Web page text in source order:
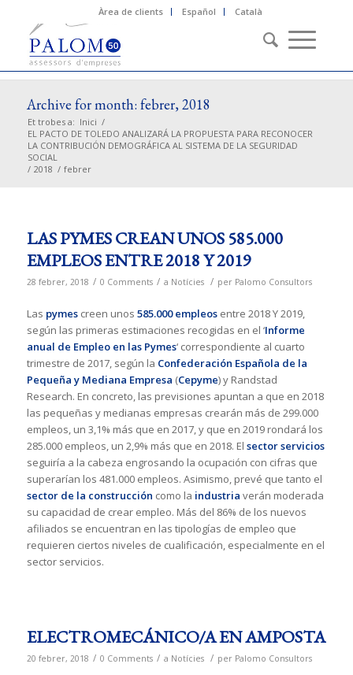
Àrea de clients Español Català
Archive for month: febrer, 2018
Et trobes a: Inici /
EL PACTO DE TOLEDO ANALIZARÁ LA PROPUESTA PARA RECONOCER
LA CONTRIBUCIÓN DEMOGRÁFICA AL SISTEMA DE LA SEGURIDAD
SOCIAL
/ 2018 / febrer
LAS PYMES CREAN UNOS 585.000
EMPLEOS ENTRE 2018 Y 2019
28 febrer, 2018 / 0 Comments / a Notícies / per Palomo Consultors
Las pymescreen unos 585.000 empleosentre 2018 Y 2019,
según las primeras estimaciones recogidas en el ‘Informe
anual de Empleo en las Pymes‘ correspondiente al cuarto
trimestre de 2017, según la Confederación Española de la
Pequeña y Mediana Empresa (Cepyme) y Randstad
Research. En concreto, las previsiones apuntan a que en 2018
las pequeñas y medianas empresas crearán más de 299.000
empleos, un 3,1% más que en 2017, y que en 2019 rondará los
285.000 empleos, un 2,9% más que en 2018. El sector servicios
seguiría a la cabeza engrosando la ocupación con cifras que
superarían los 481.000 empleos. Asimismo, prevé que tanto el
sector de la construcción como la industria verán moderada
su capacidad de crear empleo. Más del 86% de los nuevos
afiliados se encuentran en las tipologías de empleo que
requieren ciertos niveles de cualificación, especialmente en el
sector servicios.
ELECTROMECÁNICO/A EN AMPOSTA
20 febrer, 2018 / 0 Comments / a Notícies / per Palomo Consultors